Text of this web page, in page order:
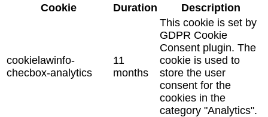
Cookie
Duration Description
cookielawinfo-
checbox-analytics
11
months
This cookie is set by
GDPR Cookie
Consent plugin. The
cookie is used to
store the user
consent for the
cookies in the
category "Analytics".